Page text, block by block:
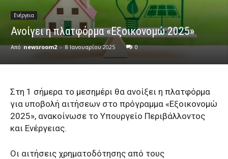
Ενέργεια
Ανοίγει η πλατφόρμα «Εξοικονομώ 2025»
Από newsroom2 - 8 Ιανουαρίου 2025 0
Στη 1 σήμερα το μεσημέρι θα ανοίξει η πλατφόρμα
για υποβολή αιτήσεων στο πρόγραμμα «Εξοικονομώ
2025», ανακοίνωσε το Υπουργείο Περιβάλλοντος
και Ενέργειας.
Οι αιτήσεις χρηματοδότησης από τους